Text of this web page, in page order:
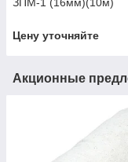
ЗПМ-1 (16мм)(10м)
Цену уточняйте
Акционные